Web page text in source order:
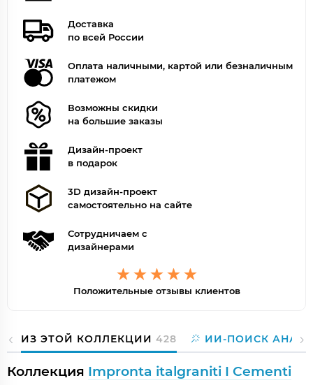
Доставка
по всей России
Оплата наличными, картой или безналичным
платежом
Возможны скидки
на большие заказы
Дизайн-проект
в подарок
3D дизайн-проект
самостоятельно на сайте
Сотрудничаем с
дизайнерами
Положительные отзывы клиентов
ИЗ ЭТОЙ КОЛЛЕКЦИИ 428 ИИ-ПОИСК
Коллекция Impronta italgraniti I Cementi